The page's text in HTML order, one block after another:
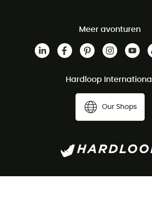
Meer avonturen
Hardloop International
Our Shops